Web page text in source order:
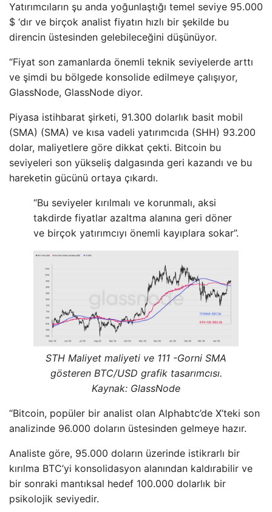
Yatırımcıların şu anda yoğunlaştığı temel seviye 95.000
$ ‘dır ve birçok analist fiyatın hızlı bir şekilde bu
direncin üstesinden gelebileceğini düşünüyor.
“Fiyat son zamanlarda önemli teknik seviyelerde arttı
ve şimdi bu bölgede konsolide edilmeye çalışıyor,
GlassNode, GlassNode diyor.
Piyasa istihbarat şirketi, 91.300 dolarlık basit mobil
(SMA) (SMA) ve kısa vadeli yatırımcıda (SHH) 93.200
dolar, maliyetlere göre dikkat çekti. Bitcoin bu
seviyeleri son yükseliş dalgasında geri kazandı ve bu
hareketin gücünü ortaya çıkardı.
“Bu seviyeler kırılmalı ve korunmalı, aksi
takdirde fiyatlar azaltma alanına geri döner
ve birçok yatırımcıyı önemli kayıplara sokar”.
STH Maliyet maliyeti ve 111 -Gorni SMA
gösteren BTC/USD grafik tasarımcısı.
Kaynak: GlassNode
“Bitcoin, popüler bir analist olan Alphabtc’de X’teki son
analizinde 96.000 doların üstesinden gelmeye hazır.
Analiste göre, 95.000 doların üzerinde istikrarlı bir
kırılma BTC’yi konsolidasyon alanından kaldırabilir ve
bir sonraki mantıksal hedef 100.000 dolarlık bir
psikolojik seviyedir.